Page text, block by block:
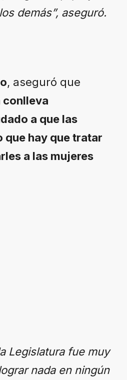
demás”, aseguró.
, aseguró que
conlleva
a que las
que hay que tratar
a las mujeres
Legislatura fue muy
nada en ningún